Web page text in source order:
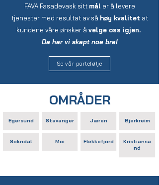
FAVA Fasadevask sitt mål er å levere
tjenester med resultat av så høy kvalitet at
kundene våre ønsker å velge oss igjen.
Da har vi skapt noe bra!
Se vår portefølje
OMRÅDER
Egersund
Sokndal
Stavanger
Moi
Jæren
Flekkefjord
Bjerkreim
Kristiansa
nd